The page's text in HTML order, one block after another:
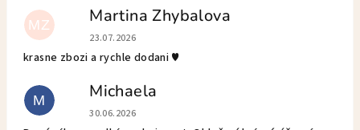
MZ Martina Zhybalova
Hodnocení obchodu je 5 z 5 hvězdiček.
23.07.2026
krasne zbozi a rychle dodani ♥️
M Michaela
Hodnocení obchodu je 5 z 5 hvězdiček.
30.06.2026